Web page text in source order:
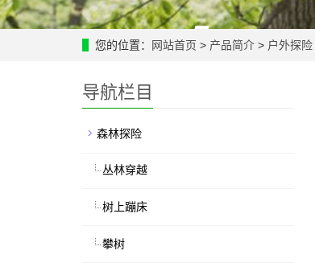
您的位置： 网站首页 > 产品简介 > 户外探险
导航栏目
森林探险
丛林穿越
树上蹦床
攀树